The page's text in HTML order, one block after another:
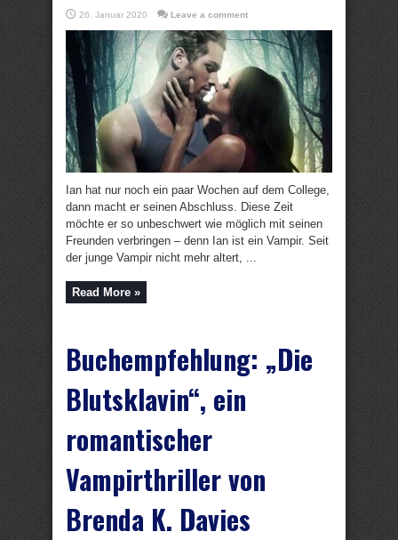
26. Januar 2020 Leave a comment
Ian hat nur noch ein paar Wochen auf dem College,
dann macht er seinen Abschluss. Diese Zeit
möchte er so unbeschwert wie möglich mit seinen
Freunden verbringen – denn Ian ist ein Vampir. Seit
der junge Vampir nicht mehr altert, ...
Read More »
Buchempfehlung: „Die
Blutsklavin“, ein
romantischer
Vampirthriller von
Brenda K. Davies